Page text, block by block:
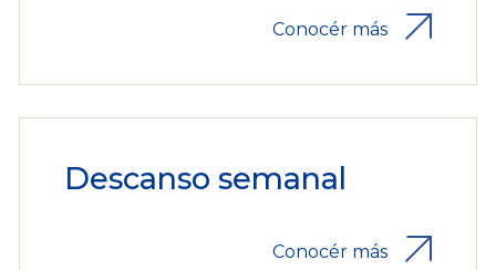
Conocér más
Descanso semanal
Conocér más